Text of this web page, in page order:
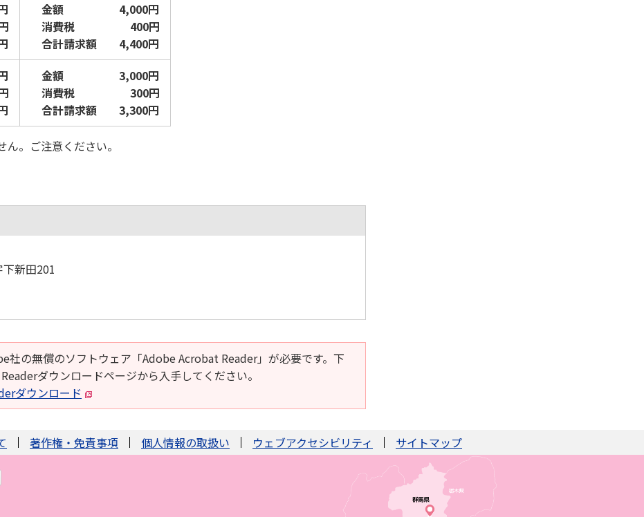
金額 4,000円
消費税 400円
合計請求額 4,400円
金額 3,000円
消費税 300円
合計請求額 3,300円
。ご注意ください。
新田201
社の無償のソフトウェア「Adobe Acrobat Reader」が必要です。下
ダウンロードページから入手してください。
ダウンロード
著作権・免責事項 個人情報の取扱い ウェブアクセシビリティ サイトマップ